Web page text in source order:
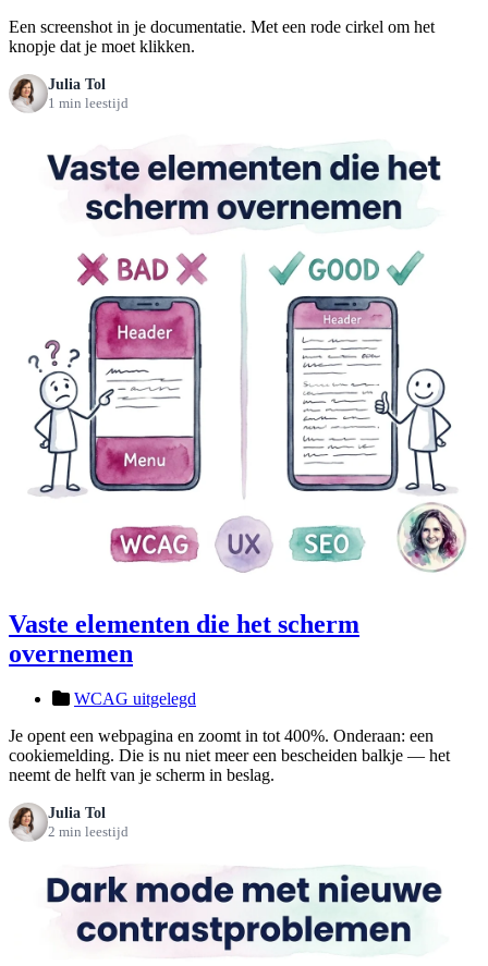
Een screenshot in je documentatie. Met een rode cirkel om het
knopje dat je moet klikken.
Julia Tol
1 min leestijd
Vaste elementen die het scherm
overnemen
WCAG uitgelegd
Je opent een webpagina en zoomt in tot 400%. Onderaan: een
cookiemelding. Die is nu niet meer een bescheiden balkje — het
neemt de helft van je scherm in beslag.
Julia Tol
2 min leestijd